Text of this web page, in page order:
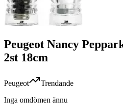
Peugeot Nancy
2st 18cm
Peugeot
Trendande
Inga omdömen ännu